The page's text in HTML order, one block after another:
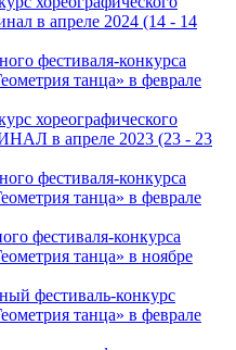
в апреле 2024 (14 - 14
фестиваля-конкурса
танца» в феврале
хореографического
в апреле 2023 (23 - 23
фестиваля-конкурса
танца» в феврале
фестиваля-конкурса
танца» в ноябре
фестиваль-конкурс
танца» в феврале